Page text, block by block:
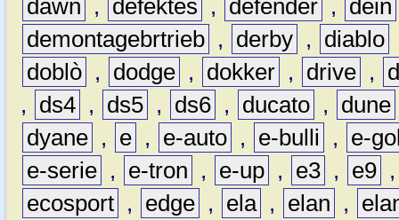
dawn , defektes , defender , dein
demontagebrtrieb , derby , diablo
doblò , dodge , dokker , drive ,
,
ds4 , ds5 , ds6 , ducato , dune
dyane , e , e-auto , e-bulli ,
e-
e-serie , e-tron , e-up , e3 , e9
ecosport , edge , ela , elan ,